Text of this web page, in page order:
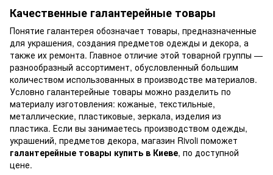
Качественные галантерейные товары
Понятие галантерея обозначает товары, предназначенные
для украшения, создания предметов одежды и декора, а
также их ремонта. Главное отличие этой товарной группы —
разнообразный ассортимент, обусловленный большим
количеством использованных в производстве материалов.
Условно галантерейные товары можно разделить по
материалу изготовления: кожаные, текстильные,
металлические, пластиковые, зеркала, изделия из
пластика. Если вы занимаетесь производством одежды,
украшений, предметов декора, магазин Rivoli поможет
галантерейные товары купить в Киеве, по доступной
цене.